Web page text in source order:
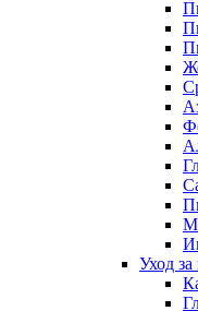
Уход